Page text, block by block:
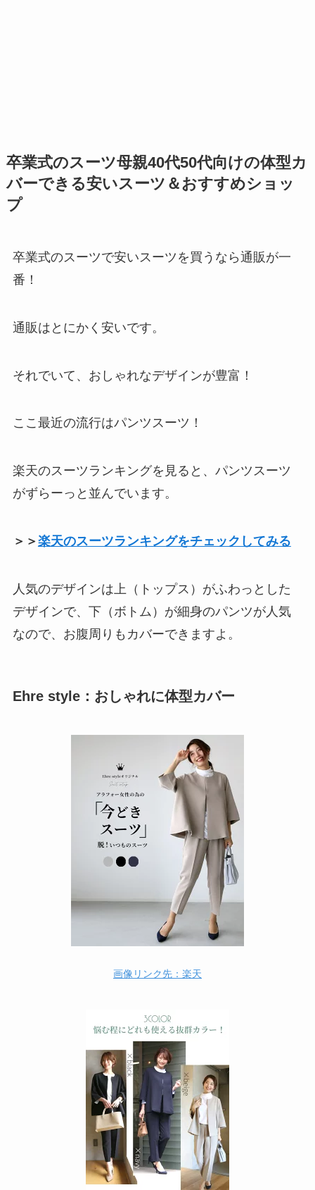
卒業式のスーツ母親40代50代向けの体型カ
バーできる安いスーツ＆おすすめショッ
プ
卒業式のスーツで安いスーツを買うなら通販が一
番！
通販はとにかく安いです。
それでいて、おしゃれなデザインが豊富！
ここ最近の流行はパンツスーツ！
楽天のスーツランキングを見ると、パンツスーツ
がずらーっと並んでいます。
＞＞ 楽天のスーツランキングをチェックしてみる
人気のデザインは上（トップス）がふわっとした
デザインで、下（ボトム）が細身のパンツが人気
なので、お腹周りもカバーできますよ。
Ehre style：おしゃれに体型カバー
画像リンク先：楽天